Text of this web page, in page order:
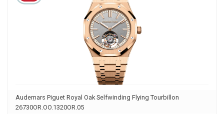
Audemars Piguet Royal Oak Selfwinding Flying Tourbillon
26730OR.OO.1320OR.05